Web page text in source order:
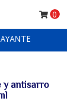
0
y antisarro